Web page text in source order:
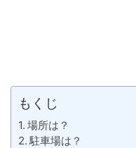
もくじ
場所は？
駐車場は？